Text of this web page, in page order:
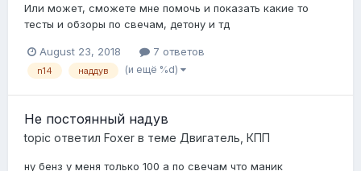
Или может, сможете мне помочь и показать какие то
тесты и обзоры по свечам, детону и тд
August 23, 2018 7 ответов
n14 наддув (и ещё %d)
Не постоянный надув
topic ответил Foxer в теме Двигатель, КПП
ну бенз у меня только 100 а по свечам что маник